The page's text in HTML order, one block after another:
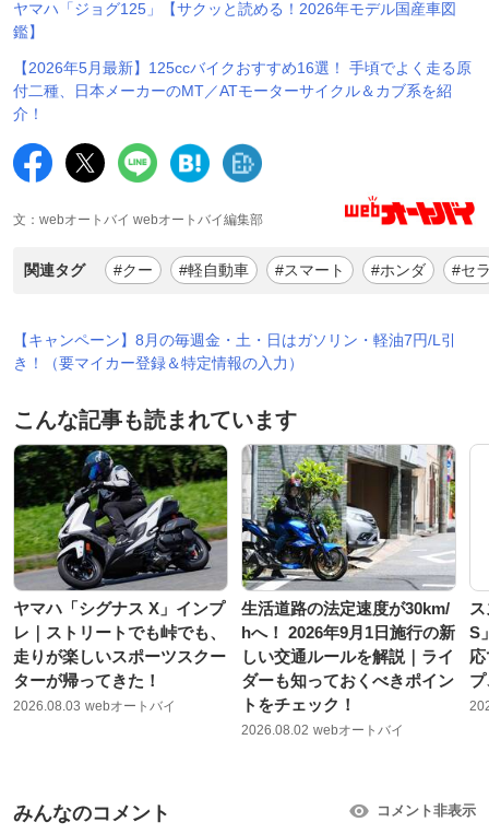
ヤマハ「ジョグ125」【サクッと読める！2026年モデル国産車図
鑑】
【2026年5月最新】125ccバイクおすすめ16選！ 手頃でよく走る原
付二種、日本メーカーのMT／ATモーターサイクル＆カブ系を紹
介！
文：webオートバイ webオートバイ編集部
関連タグ #クー #軽自動車 #スマート #ホンダ #セ
【キャンペーン】8月の毎週金・土・日はガソリン・軽油7円/L引
き！（要マイカー登録＆特定情報の入力）
こんな記事も読まれています
ヤマハ「シグナス X」インプ
レ｜ストリートでも峠でも、
走りが楽しいスポーツスクー
ターが帰ってきた！
2026.08.03 webオートバイ
生活道路の法定速度が30km/
hへ！ 2026年9月1日施行の新
しい交通ルールを解説｜ライ
ダーも知っておくべきポイン
トをチェック！
2026.08.02 webオートバイ
S
みんなのコメント コメント非表示